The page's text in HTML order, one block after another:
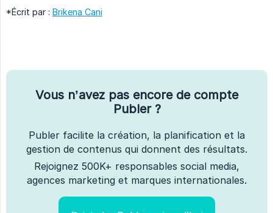
*Écrit par : Brikena Cani
Vous n’avez pas encore de compte
Publer ?
Publer facilite la création, la planification et la
gestion de contenus qui donnent des résultats.
Rejoignez 500K+ responsables social media,
agences marketing et marques internationales.